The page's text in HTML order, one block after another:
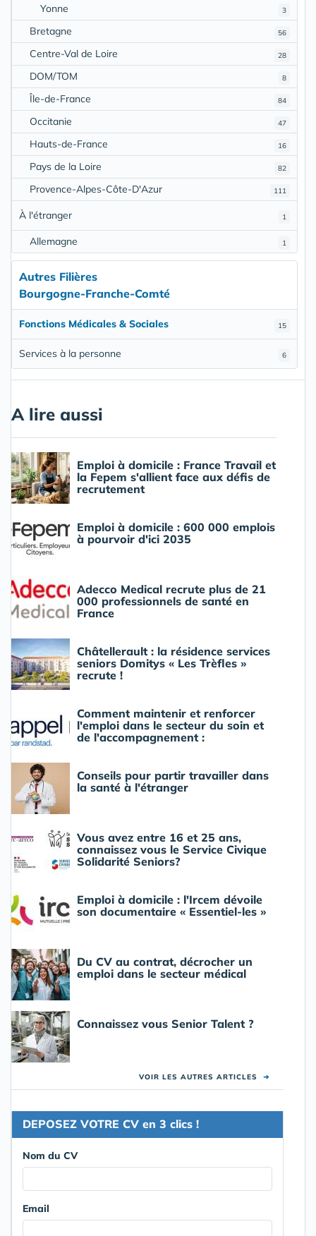
3
Yonne
56
Bretagne
28
Centre-Val de Loire
8
DOM/TOM
84
Île-de-France
47
Occitanie
16
Hauts-de-France
82
Pays de la Loire
111
Provence-Alpes-Côte-D'Azur
1
À l'étranger
1
Allemagne
Autres Filières
Bourgogne-Franche-Comté
15
Fonctions Médicales & Sociales
6
Services à la personne
A lire aussi
Emploi à domicile : France Travail et
la Fepem s'allient face aux défis de
recrutement
Emploi à domicile : 600 000 emplois
à pourvoir d'ici 2035
Adecco Medical recrute plus de 21
000 professionnels de santé en
France
Châtellerault : la résidence services
seniors Domitys « Les Trèfles »
recrute !
Comment maintenir et renforcer
l'emploi dans le secteur du soin et
de l'accompagnement :
Conseils pour partir travailler dans
la santé à l'étranger
Vous avez entre 16 et 25 ans,
connaissez vous le Service Civique
Solidarité Seniors?
Emploi à domicile : l'Ircem dévoile
son documentaire « Essentiel-les »
Du CV au contrat, décrocher un
emploi dans le secteur médical
Connaissez vous Senior Talent ?
VOIR LES AUTRES ARTICLES ➜
DEPOSEZ VOTRE CV en 3 clics !
Nom du CV
Email